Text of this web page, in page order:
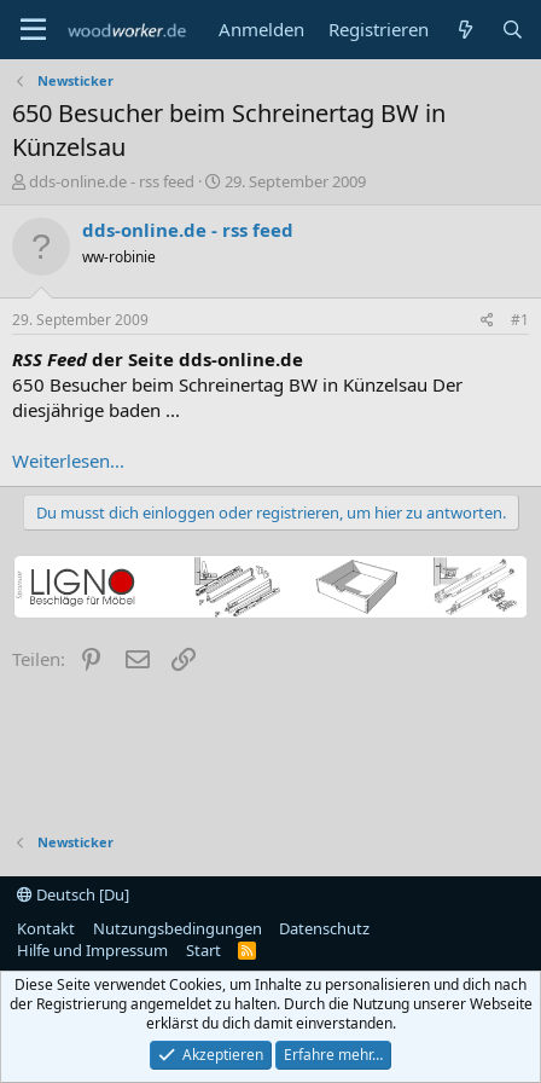
Anmelden Registrieren
Newsticker
650 Besucher beim Schreinertag BW in
Künzelsau
E
t
e
r
dds-online.de - rss feed
E
s
a
m
29. September 2009
dds-online.de - rss feed
ww-robinie
29. September 2009 #1
RSS Feedder Seite dds-online.de
650 Besucher beim Schreinertag BW in Künzelsau Der
diesjährige baden ...
Weiterlesen...
Du musst dich einloggen oder registrieren, um hier zu antworten.
Teilen: PinterestE-Mail
Newsticker
Deutsch [Du]
Kontakt
Nutzungsbedingungen
Datenschutz
Hilfe und Impressum
Start
R
S
Diese Seite verwendet Cookies, um Inhalte zu personalisieren und dich nach
der Registrierung angemeldet zu halten. Durch die Nutzung unserer Webseite
erklärst du dich damit einverstanden.
Akzeptieren
Erfahre mehr…